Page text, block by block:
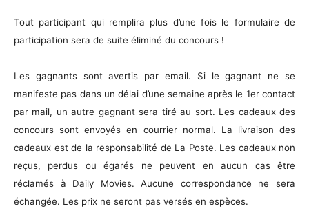
Tout participant qui remplira plus d’une fois le formulaire de
participation sera de suite éliminé du concours !
Les gagnants sont avertis par email. Si le gagnant ne se
manifeste pas dans un délai d’une semaine après le 1er contact
par mail, un autre gagnant sera tiré au sort. Les cadeaux des
concours sont envoyés en courrier normal. La livraison des
cadeaux est de la responsabilité de La Poste. Les cadeaux non
reçus, perdus ou égarés ne peuvent en aucun cas être
réclamés à Daily Movies. Aucune correspondance ne sera
échangée. Les prix ne seront pas versés en espèces.